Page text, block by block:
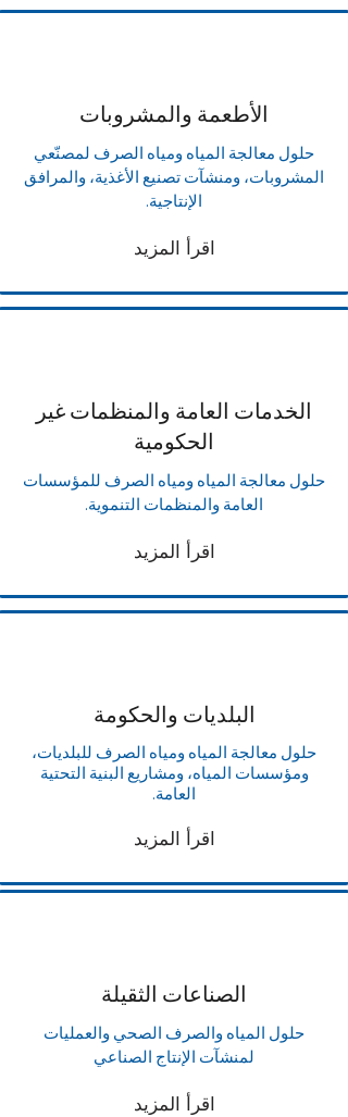
الأطعمة والمشروبات
حلول معالجة المياه ومياه الصرف لمصنّعي
المشروبات، ومنشآت تصنيع الأغذية، والمرافق
الإنتاجية.
اقرأ المزيد
الخدمات العامة والمنظمات غير
الحكومية
حلول معالجة المياه ومياه الصرف للمؤسسات
العامة والمنظمات التنموية.
اقرأ المزيد
البلديات والحكومة
حلول معالجة المياه ومياه الصرف للبلديات،
ومؤسسات المياه، ومشاريع البنية التحتية
العامة.
اقرأ المزيد
الصناعات الثقيلة
حلول المياه والصرف الصحي والعمليات
لمنشآت الإنتاج الصناعي
اقرأ المزيد